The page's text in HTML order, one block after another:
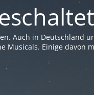
Auch in Deutschland
Musicals. Einige davon